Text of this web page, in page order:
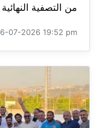
من التصفية
07-2026 19:52 pm